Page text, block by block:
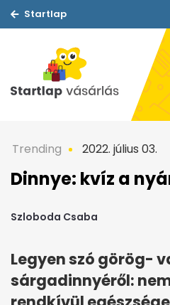
Startlap
Trending 2022. július 03.
Dinnye: kvíz a
Szloboda Csaba
Legyen szó görög-
sárgadinnyéről: